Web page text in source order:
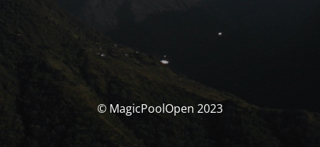
© MagicPoolOpen 2023